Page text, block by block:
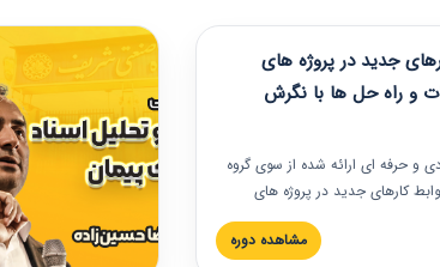
جدید در پروژه های
و راه حل ها با نگرش
و حرفه‏ ای ارائه شده از سوی گروه
کارهای جدید در پروژه های
حل ها با نگرش قراردادی است که
کشور ارائه شد. در این
مشاهده دوره